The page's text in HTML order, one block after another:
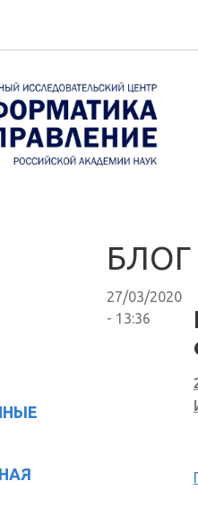
БЛОГ
27/03/2020
- 13:36